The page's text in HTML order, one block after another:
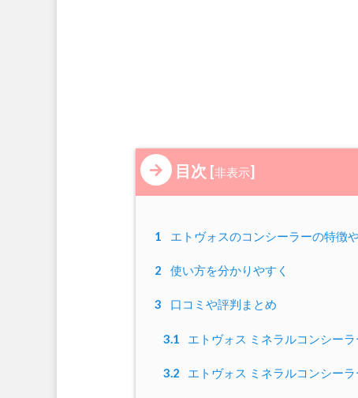
目次 [非表示]
1 エトヴォスのコンシーラーの特徴
2 使い方を分かりやすく
3 口コミや評判まとめ
3.1 エトヴォス ミネラルコンシー
3.2 エトヴォス ミネラルコンシー